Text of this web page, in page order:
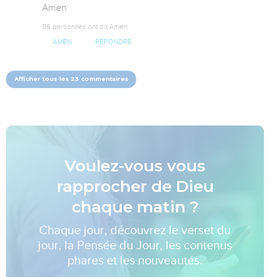
Amen
96 personnes ont dit Amen
AMEN RÉPONDRE
Afficher tous les 23 commentaires
Voulez-vous vous
rapprocher de Dieu
chaque matin ?
Chaque jour, découvrez le verset du
jour, la Pensée du Jour, les contenus
phares et les nouveautés.